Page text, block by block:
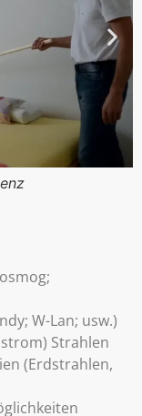
W-Lan; usw.)
Strahlen
(Erdstrahlen,